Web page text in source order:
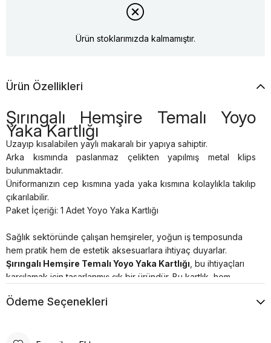
Ürün stoklarımızda kalmamıştır.
Ürün Özellikleri
Şırıngalı Hemşire Temalı Yoyo
Yaka Kartlığı
Uzayıp kısalabilen yaylı makaralı bir yapıya sahiptir.
Arka kısmında paslanmaz çelikten yapılmış metal klips
bulunmaktadır.
Üniformanızın cep kısmına yada yaka kısmına kolaylıkla takılıp
çıkarılabilir.
Paket İçeriği: 1 Adet Yoyo Yaka Kartlığı
Sağlık sektöründe çalışan hemşireler, yoğun iş temposunda
hem pratik hem de estetik aksesuarlara ihtiyaç duyarlar.
Şırıngalı Hemşire Temalı Yoyo Yaka Kartlığı , bu ihtiyaçları
karşılamak için tasarlanmış şık bir üründür. Bu kartlık, hem
Ödeme Seçenekleri